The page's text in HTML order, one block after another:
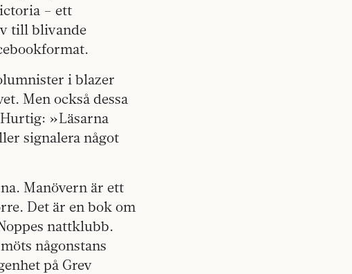
– ett
till blivande
i blazer
Men också dessa
»Läsarna
signalera något
Manövern är ett
Det är en bok om
nattklubb.
någonstans
på Grev